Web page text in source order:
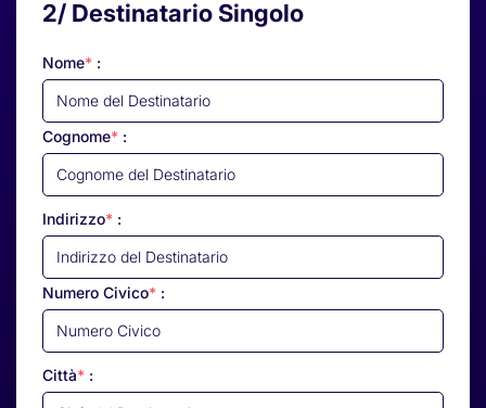
2/ Destinatario Singolo
Nome* :
Cognome* :
Indirizzo* :
Numero Civico* :
Città* :